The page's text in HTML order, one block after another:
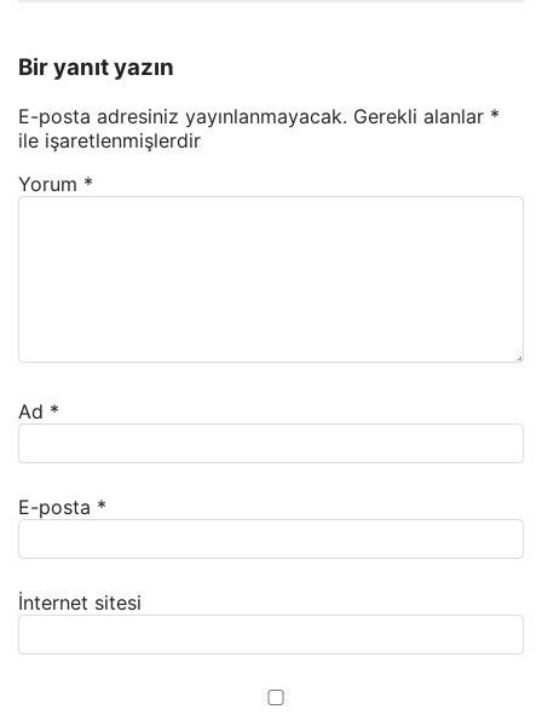
Bir yanıt yazın
E-posta adresiniz yayınlanmayacak. Gerekli alanlar *
ile işaretlenmişlerdir
Yorum *
Ad *
E-posta *
İnternet sitesi